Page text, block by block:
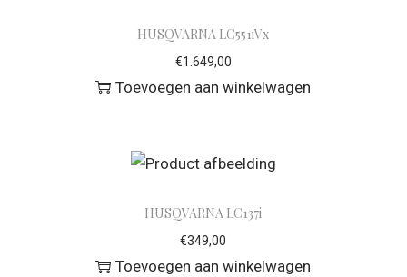
HUSQVARNA LC551iVx
€1.649,00
Toevoegen aan winkelwagen
HUSQVARNA LC137i
€349,00
Toevoegen aan winkelwagen